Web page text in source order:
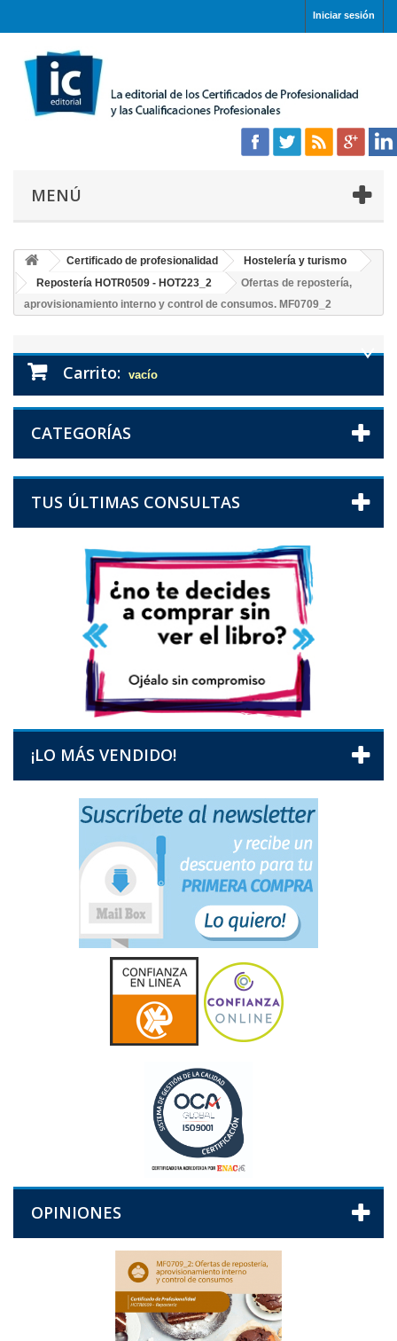
Iniciar sesión
MENÚ
Certificado de profesionalidad
Hostelería y turismo
Repostería HOTR0509 - HOT223_2
Ofertas de repostería,
aprovisionamiento interno y control de consumos. MF0709_2
Carrito: vacío
CATEGORÍAS
TUS ÚLTIMAS CONSULTAS
¡LO MÁS VENDIDO!
OPINIONES